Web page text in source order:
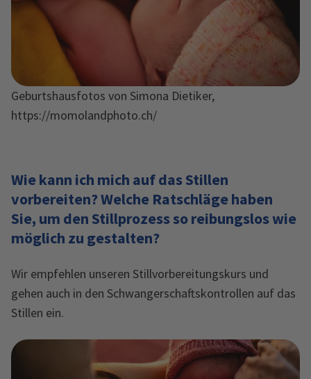
Geburtshausfotos von Simona Dietiker,
https://momolandphoto.ch/
Wie kann ich mich auf das Stillen
vorbereiten? Welche Ratschläge haben
Sie, um den Stillprozess so reibungslos wie
möglich zu gestalten?
Wir empfehlen unseren Stillvorbereitungskurs und
gehen auch in den Schwangerschaftskontrollen auf das
Stillen ein.